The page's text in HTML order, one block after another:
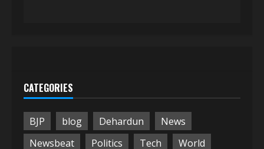
CATEGORIES
BJP blog Dehardun
News
Newsbeat
Politics Tech
World